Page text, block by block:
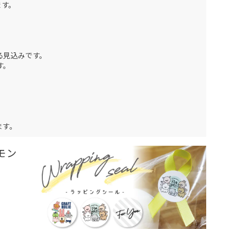
。
込みです。
。
ン